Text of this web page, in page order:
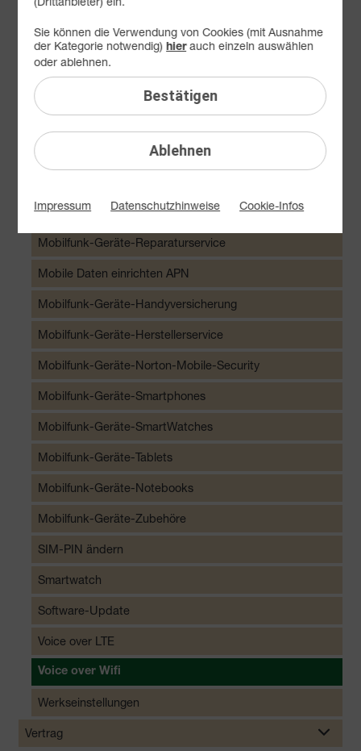
Android Version
APN
Daten-Roaming
eSIM austauschen
Mobilfunk-Geräte-Bedienungsanleitungen
Mobilfunk-Geräte-Reparaturservice
Mobile Daten einrichten APN
Mobilfunk-Geräte-Handyversicherung
Mobilfunk-Geräte-Herstellerservice
Mobilfunk-Geräte-Norton-Mobile-Security
Mobilfunk-Geräte-Smartphones
Mobilfunk-Geräte-SmartWatches
Mobilfunk-Geräte-Tablets
Mobilfunk-Geräte-Notebooks
Mobilfunk-Geräte-Zubehöre
SIM-PIN ändern
Smartwatch
Software-Update
Voice over LTE
Voice over Wifi
Werkseinstellungen
Vertrag
Ablehnen
Sie können die Verwendung von Cookies (mit Ausnahme
der Kategorie notwendig)hierauch einzeln auswählen
oder ablehnen.
Bestätigen
Impressum Datenschutzhinweise Cookie-Infos